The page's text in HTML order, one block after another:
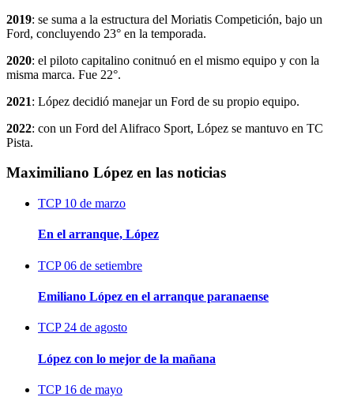
2019: se suma a la estructura del Moriatis Competición, bajo un
Ford, concluyendo 23° en la temporada.
2020: el piloto capitalino conitnuó en el mismo equipo y con la
misma marca. Fue 22°.
2021: López decidió manejar un Ford de su propio equipo.
2022: con un Ford del Alifraco Sport, López se mantuvo en TC
Pista.
Maximiliano López en las noticias
TCP10 de marzo
En el arranque, López
TCP06 de setiembre
Emiliano López en el arranque paranaense
TCP24 de agosto
López con lo mejor de la mañana
TCP16 de mayo